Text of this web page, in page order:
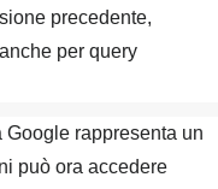
precedente,
per query
rappresenta un
può ora accedere